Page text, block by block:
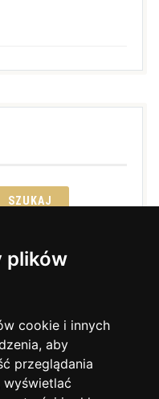
plików
cookie i innych
aby
przeglądania
wyświetlać
KRAKOWA I